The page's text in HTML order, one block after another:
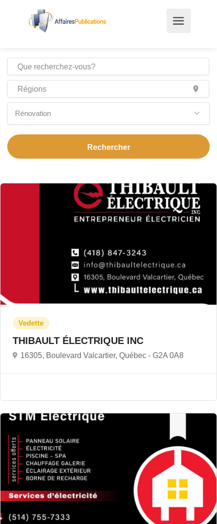
Rénovation
THIBAULT ÉLECTRIQUE INC
16305, Boulevard Valcartier, Québec - G2A 0A8